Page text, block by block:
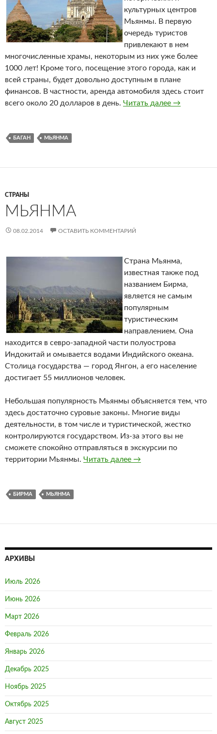
культурных центров
Мьянмы. В первую
очередь туристов
привлекают в нем
многочисленные храмы, некоторым из них уже более
1000 лет! Кроме того, посещение этого города, как и
всей страны, будет довольно доступным в плане
финансов. В частности, аренда автомобиля здесь стоит
всего около 20 долларов в день. Читать далее Баган
→
БАГАН МЬЯНМА
СТРАНЫ
МЬЯНМА
08.02.2014 ОСТАВИТЬ КОММЕНТАРИЙ
Страна Мьянма,
известная также под
названием Бирма,
является не самым
популярным
туристическим
направлением. Она
находится в севро-западной части полуострова
Индокитай и омывается водами Индийского океана.
Столица государства — город Янгон, а его население
достигает 55 миллионов человек.
Небольшая популярность Мьянмы объясняется тем, что
здесь достаточно суровые законы. Многие виды
деятельности, в том числе и туристической, жестко
контролируются государством. Из-за этого вы не
сможете спокойно отправляться в экскурсии по
территории Мьянмы. Читать далее Мьянма
→
БИРМА МЬЯНМА
АРХИВЫ
Июль 2026
Июнь 2026
Март 2026
Февраль 2026
Январь 2026
Декабрь 2025
Ноябрь 2025
Октябрь 2025
Август 2025